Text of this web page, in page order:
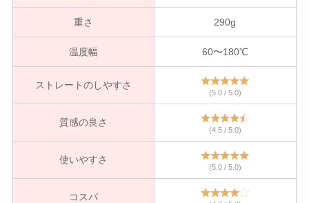
重さ 290g
温度幅 60〜180℃
ストレートのしやすさ
(5.0 / 5.0)
質感の良さ
(4.5 / 5.0)
使いやすさ
(5.0 / 5.0)
コスパ